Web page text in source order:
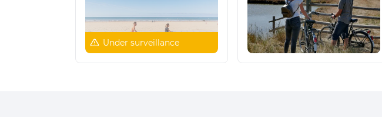
Under surveillance